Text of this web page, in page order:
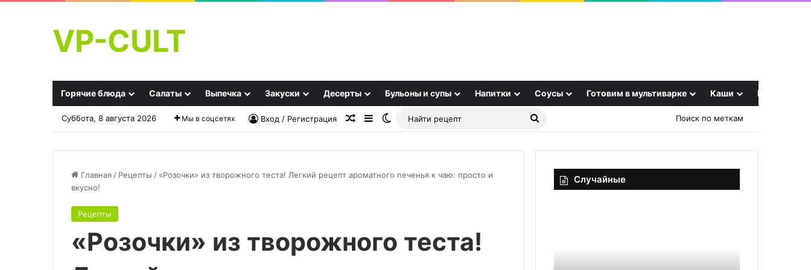
VP-CULT
Горячие блюда Салаты Выпечка Закуски Десерты Бульоны и супы Напитки Соусы Готовим в мультиварке Каши Еще
Суббота, 8 августа 2026 Мы в соцсетях Вход / Регистрация Случайная статья
SidebarSwitch skin
Найти
Поиск по меткам
Главная / Рецепты / «Розочки» из творожного теста! Легкий рецепт ароматного печенья к чаю: просто и
вкусно!
Рецепты
«Розочки» из творожного теста!
Случайные
нельзя
кухне,